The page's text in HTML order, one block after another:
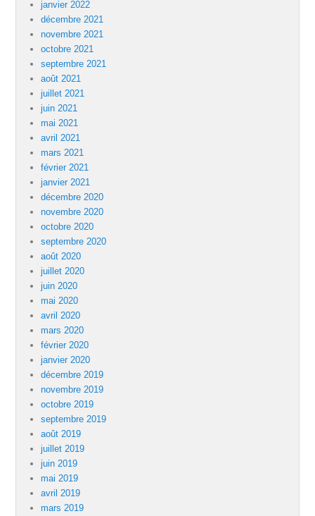
janvier 2022
décembre 2021
novembre 2021
octobre 2021
septembre 2021
août 2021
juillet 2021
juin 2021
mai 2021
avril 2021
mars 2021
février 2021
janvier 2021
décembre 2020
novembre 2020
octobre 2020
septembre 2020
août 2020
juillet 2020
juin 2020
mai 2020
avril 2020
mars 2020
février 2020
janvier 2020
décembre 2019
novembre 2019
octobre 2019
septembre 2019
août 2019
juillet 2019
juin 2019
mai 2019
avril 2019
mars 2019